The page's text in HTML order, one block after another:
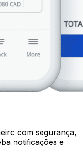
com segurança,
notificações e